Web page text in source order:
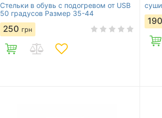
Стельки в обувь с подогревом от USB
50 градусов Размер 35-44
250 грн
190